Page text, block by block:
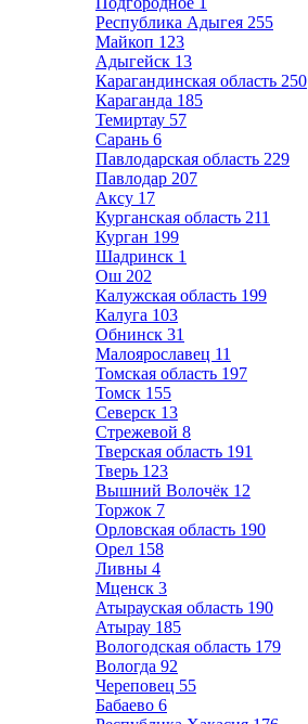
Республика Адыгея 255
Майкоп 123
Адыгейск 13
Карагандинская область 250
Караганда 185
Темиртау 57
Сарань 6
Павлодарская область 229
Павлодар 207
Аксу 17
Курганская область 211
Курган 199
Шадринск 1
Ош 202
Калужская область 199
Калуга 103
Обнинск 31
Малоярославец 11
Томская область 197
Томск 155
Северск 13
Стрежевой 8
Тверская область 191
Тверь 123
Вышний Волочёк 12
Торжок 7
Орловская область 190
Орел 158
Ливны 4
Мценск 3
Атырауская область 190
Атырау 185
Вологодская область 179
Вологда 92
Череповец 55
Бабаево 6